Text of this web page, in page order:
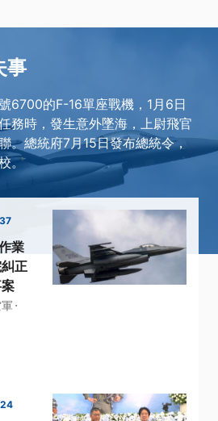
事
6700的F-16單座戰機，1月6日
務時，發生意外墜海，上尉飛官
。總統府7月15日發布總統令，
。
業
正
·